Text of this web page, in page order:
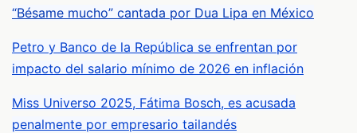
“Bésame mucho” cantada por Dua Lipa en México
Petro y Banco de la República se enfrentan por
impacto del salario mínimo de 2026 en inflación
Miss Universo 2025, Fátima Bosch, es acusada
penalmente por empresario tailandés